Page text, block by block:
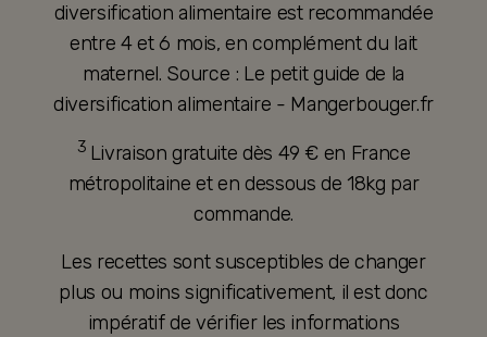
diversification alimentaire est recommandée
entre 4 et 6 mois, en complément du lait
maternel. Source : Le petit guide de la
diversification alimentaire - Mangerbouger.fr
3 Livraison gratuite dès 49 € en France
métropolitaine et en dessous de 18kg par
commande.
Les recettes sont susceptibles de changer
plus ou moins significativement, il est donc
impératif de vérifier les informations